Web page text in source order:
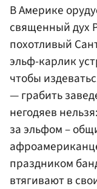
В Америке
священный дух
похотливый
эльф-карлик
чтобы
— грабить
негодяев
за эльфом –
праздником
втягивают в